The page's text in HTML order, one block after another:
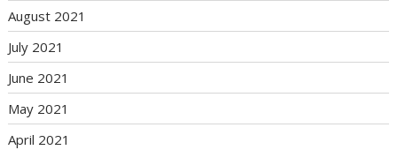
August 2021
July 2021
June 2021
May 2021
April 2021